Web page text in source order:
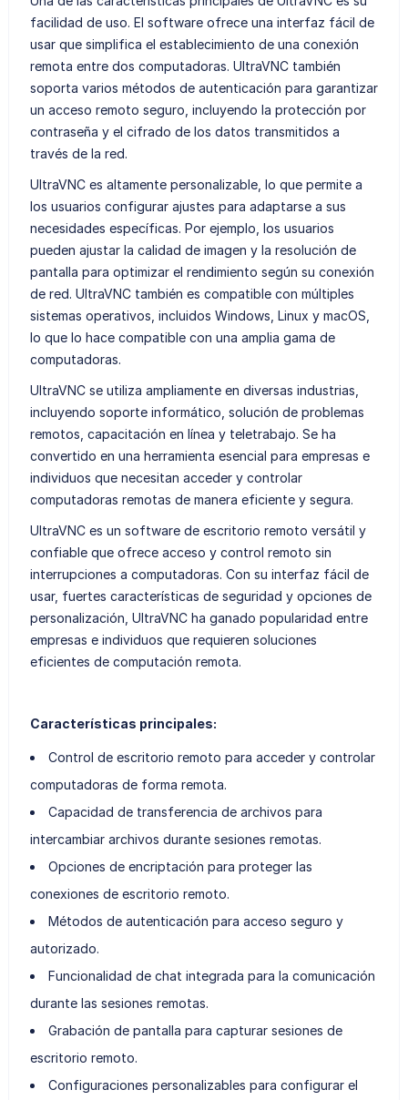
facilidad de uso. El software ofrece una interfaz fácil de
usar que simplifica el establecimiento de una conexión
remota entre dos computadoras. UltraVNC también
soporta varios métodos de autenticación para garantizar
un acceso remoto seguro, incluyendo la protección por
contraseña y el cifrado de los datos transmitidos a
través de la red.
UltraVNC es altamente personalizable, lo que permite a
los usuarios configurar ajustes para adaptarse a sus
necesidades específicas. Por ejemplo, los usuarios
pueden ajustar la calidad de imagen y la resolución de
pantalla para optimizar el rendimiento según su conexión
de red. UltraVNC también es compatible con múltiples
sistemas operativos, incluidos Windows, Linux y macOS,
lo que lo hace compatible con una amplia gama de
computadoras.
UltraVNC se utiliza ampliamente en diversas industrias,
incluyendo soporte informático, solución de problemas
remotos, capacitación en línea y teletrabajo. Se ha
convertido en una herramienta esencial para empresas e
individuos que necesitan acceder y controlar
computadoras remotas de manera eficiente y segura.
UltraVNC es un software de escritorio remoto versátil y
confiable que ofrece acceso y control remoto sin
interrupciones a computadoras. Con su interfaz fácil de
usar, fuertes características de seguridad y opciones de
personalización, UltraVNC ha ganado popularidad entre
empresas e individuos que requieren soluciones
eficientes de computación remota.
Características principales:
Control de escritorio remoto para acceder y controlar
computadoras de forma remota.
Capacidad de transferencia de archivos para
intercambiar archivos durante sesiones remotas.
Opciones de encriptación para proteger las
conexiones de escritorio remoto.
Métodos de autenticación para acceso seguro y
autorizado.
Funcionalidad de chat integrada para la comunicación
durante las sesiones remotas.
Grabación de pantalla para capturar sesiones de
escritorio remoto.
Configuraciones personalizables para configurar el